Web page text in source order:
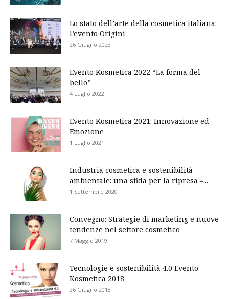
Lo stato dell’arte della cosmetica italiana:
l’evento Origini
26 Giugno 2023
Evento Kosmetica 2022 “La forma del
bello”
4 Luglio 2022
Evento Kosmetica 2021: Innovazione ed
Emozione
1 Luglio 2021
Industria cosmetica e sostenibilità
ambientale: una sfida per la ripresa –...
1 Settembre 2020
Convegno: Strategie di marketing e nuove
tendenze nel settore cosmetico
7 Maggio 2019
Tecnologie e sostenibilità 4.0 Evento
Kosmetica 2018
26 Giugno 2018